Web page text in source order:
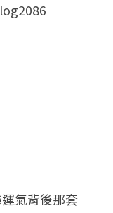
氣背後那套